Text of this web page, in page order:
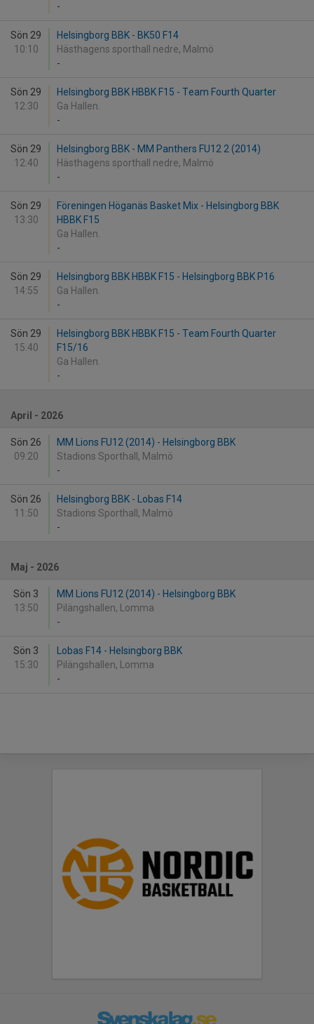
-
Sön 29
10:10
Helsingborg BBK - BK50 F14
Hästhagens sporthall nedre, Malmö
-
Sön 29
12:30
Helsingborg BBK HBBK F15 - Team Fourth Quarter
Ga Hallen.
-
Sön 29
12:40
Helsingborg BBK - MM Panthers FU12 2 (2014)
Hästhagens sporthall nedre, Malmö
-
Sön 29
13:30
Föreningen Höganäs Basket Mix - Helsingborg BBK
HBBK F15
Ga Hallen.
-
Sön 29
14:55
Helsingborg BBK HBBK F15 - Helsingborg BBK P16
Ga Hallen.
-
Sön 29
15:40
Helsingborg BBK HBBK F15 - Team Fourth Quarter
F15/16
Ga Hallen.
-
April - 2026
Sön 26
09:20
MM Lions FU12 (2014) - Helsingborg BBK
Stadions Sporthall, Malmö
-
Sön 26
11:50
Helsingborg BBK - Lobas F14
Stadions Sporthall, Malmö
-
Maj - 2026
Sön 3
13:50
MM Lions FU12 (2014) - Helsingborg BBK
Pilängshallen, Lomma
-
Sön 3
15:30
Lobas F14 - Helsingborg BBK
Pilängshallen, Lomma
-